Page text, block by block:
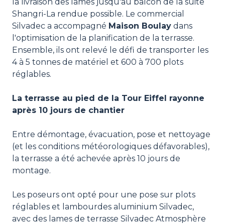
Shangri-La rendue possible. Le commercial
Silvadec a accompagné Maison Boulay dans
l'optimisation de la planification de la terrasse.
Ensemble, ils ont relevé le défi de transporter les
4 à 5 tonnes de matériel et 600 à 700 plots
réglables.
La terrasse au pied de la Tour Eiffel rayonne
après 10 jours de chantier
Entre démontage, évacuation, pose et nettoyage
(et les conditions météorologiques défavorables),
la terrasse a été achevée après 10 jours de
montage.
Les poseurs ont opté pour une pose sur plots
réglables et lambourdes aluminium Silvadec,
avec des lames de terrasse Silvadec Atmosphère